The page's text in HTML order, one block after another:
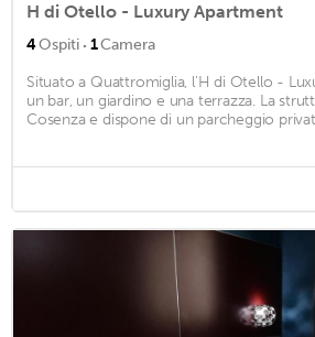
H di Otello - Luxury Apartment
4Ospiti · 1Camera
Situato a Quattromiglia, l'H di Otello -
un bar, un giardino e una terrazza. La
Cosenza e dispone di un parcheggio